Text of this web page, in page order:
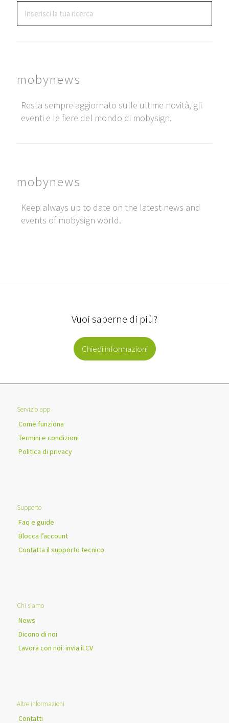
mobynews
Resta sempre aggiornato sulle ultime novità, gli
eventi e le fiere del mondo di mobysign.
mobynews
Keep always up to date on the latest news and
events of mobysign world.
Vuoi saperne di più?
Chiedi informazioni
Servizio app
Come funziona
Termini e condizioni
Politica di privacy
Supporto
Faq e guide
Blocca l’account
Contatta il supporto tecnico
Chi siamo
News
Dicono di noi
Lavora con noi: invia il CV
Altre informazioni
Contatti